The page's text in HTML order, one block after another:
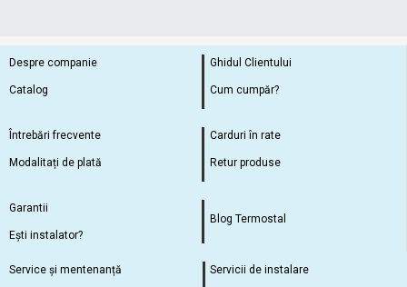
Despre companie
Catalog
Ghidul Clientului
Cum cumpăr?
Întrebări frecvente
Modalitați de plată
Carduri în rate
Retur produse
Garantii
Ești instalator?
Blog Termostal
Service și mentenanță Servicii de instalare